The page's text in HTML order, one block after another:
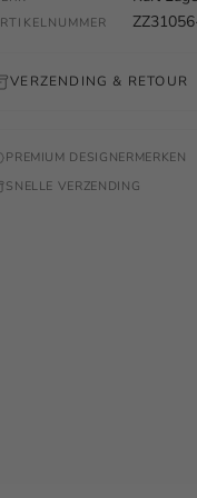
VERZENDING & RETOUR
PREMIUM DESIGNERMERKEN
SNELLE VERZENDING